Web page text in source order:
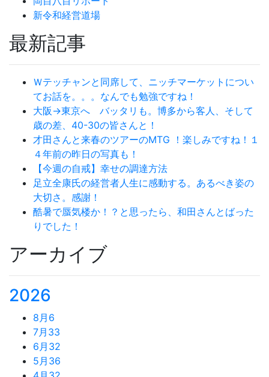
新令和経営道場
最新記事
Ｗテッチャンと同席して、ニッチマーケットについ
てお話を。。。なんでも勉強ですね！
大阪→東京へ バッタリも。博多から客人、そして
歳の差、40-30の皆さんと！
才田さんと来春のツアーのMTG ！楽しみですね！１
４年前の昨日の写真も！
【今週の自戒】幸せの調達方法
足立全康氏の経営者人生に感動する。あるべき姿の
大切さ。感謝！
酷暑で蜃気楼か！？と思ったら、和田さんとばった
りでした！
アーカイブ
2026
8月 6
7月 33
6月 32
5月 36